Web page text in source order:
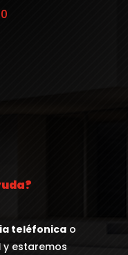
teléfonicao
y estaremos